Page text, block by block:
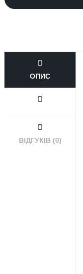
ОПИС
ВІДГУКІВ (0)